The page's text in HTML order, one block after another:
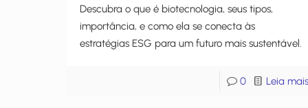
Descubra o que é biotecnologia, seus tipos,
importância, e como ela se conecta às
estratégias ESG para um futuro mais sustentável.
0 Leia